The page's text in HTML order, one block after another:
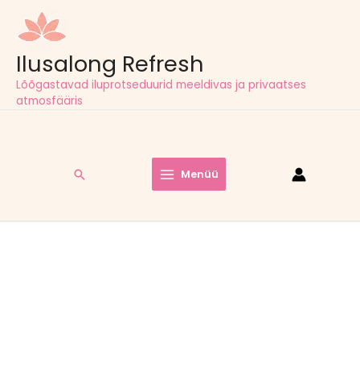
60,00€
Ilusalong Refresh
Lõõgastavad iluprotseduurid meeldivas ja privaatses
atmosfääris
Menüü